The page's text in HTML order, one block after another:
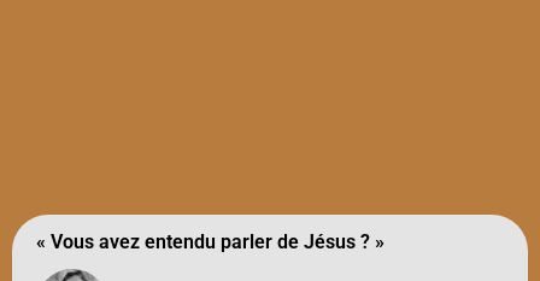
« Vous avez entendu parler de Jésus ? »